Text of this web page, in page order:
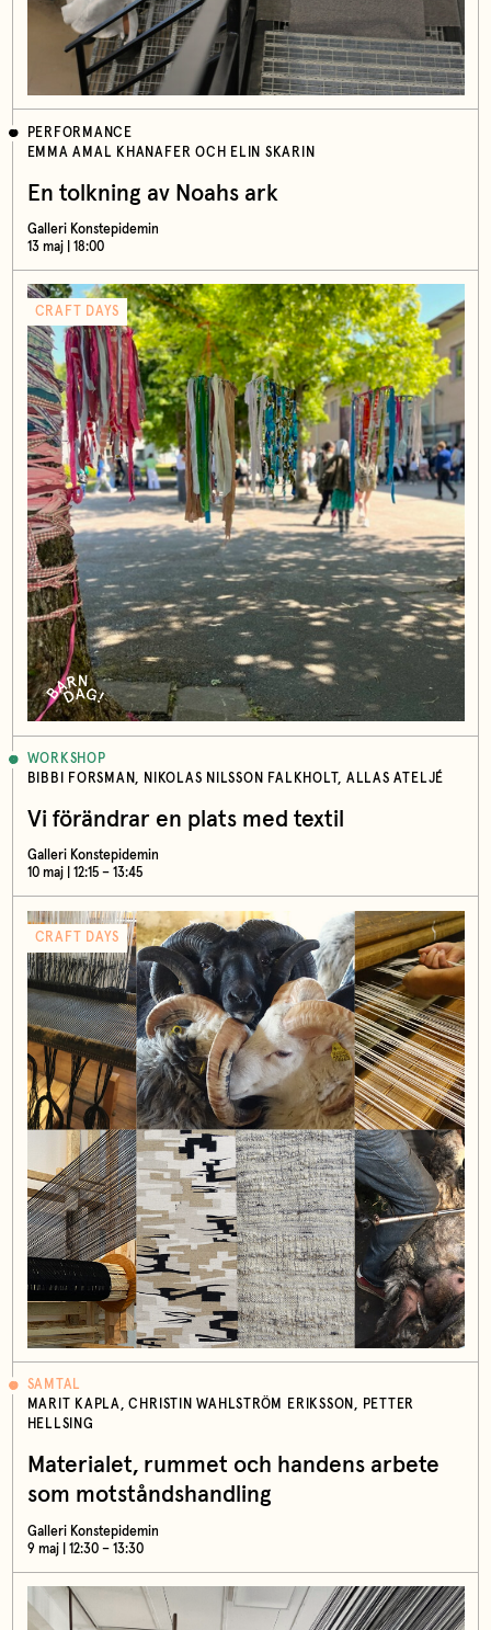
PERFORMANCE
EMMA AMAL KHANAFER OCH ELIN SKARIN
En tolkning av Noahs ark
Galleri Konstepidemin
13 maj | 18:00
CRAFT DAYS
WORKSHOP
BIBBI FORSMAN, NIKOLAS NILSSON FALKHOLT, ALLAS ATELJÉ
Vi förändrar en plats med textil
Galleri Konstepidemin
10 maj | 12:15 – 13:45
CRAFT DAYS
SAMTAL
MARIT KAPLA, CHRISTIN WAHLSTRÖM ERIKSSON, PETTER
HELLSING
Materialet, rummet och handens arbete
som motståndshandling
Galleri Konstepidemin
9 maj | 12:30 – 13:30